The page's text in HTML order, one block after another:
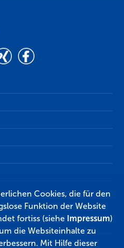
Cookies, die für den
Funktion der Website
fortiss (siehe Impressum)
die Websiteinhalte zu
Mit Hilfe dieser